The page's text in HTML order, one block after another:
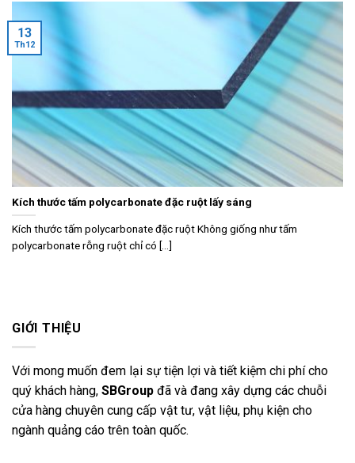
GIỚI THIỆU
Với mong muốn đem lại sự tiện lợi và tiết kiệm chi phí cho
quý khách hàng, SBGroup đã và đang xây dựng các chuỗi
cửa hàng chuyên cung cấp vật tư, vật liệu, phụ kiện cho
ngành quảng cáo trên toàn quốc.
Kích thước tấm polycarbonate đặc ruột lấy sáng
Kích thước tấm polycarbonate đặc ruột Không giống như tấm
polycarbonate rỗng ruột chỉ có [...]
13
Th12